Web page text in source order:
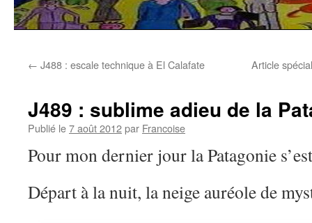
← J488 : escale technique à El Calafate Article
J489 : sublime adieu de la
Publié le7 août 2012par Francoise
Pour mon dernier jour la Patagonie
Départ à la nuit, la neige auréole de